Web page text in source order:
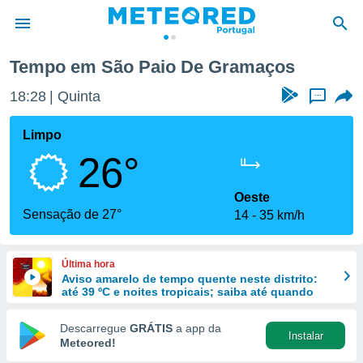
da
foi
fornecidas
a este
das
e
forma
digital
Tempo em São Paio De Gramaços
18:28 Quinta ...
Limpo
26°
Sensação de 27°
Oeste
14
35 km/h
Última hora
Aviso amarelo de tempo quente neste distrito:
até 39 ºC e noites tropicais; saiba até quando
Descarregue GRÁTIS a app da
Meteored!
Instalar